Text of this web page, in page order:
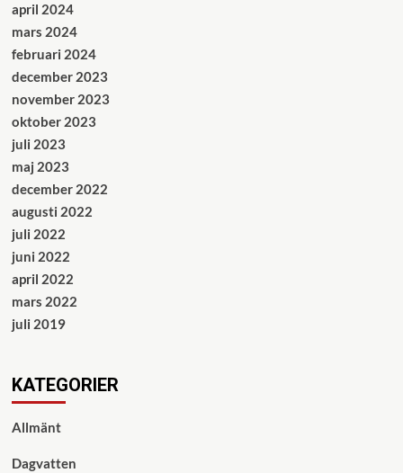
april 2024
mars 2024
februari 2024
december 2023
november 2023
oktober 2023
juli 2023
maj 2023
december 2022
augusti 2022
juli 2022
juni 2022
april 2022
mars 2022
juli 2019
KATEGORIER
Allmänt
Dagvatten